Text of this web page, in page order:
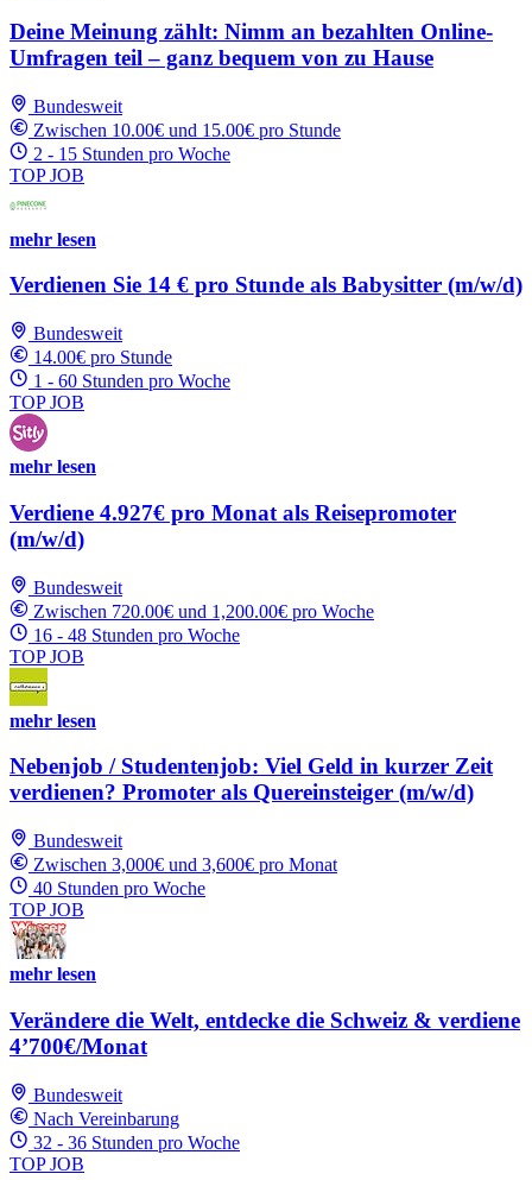
Deine Meinung zählt: Nimm an bezahlten Online-
Umfragen teil – ganz bequem von zu Hause
Bundesweit
Zwischen 10.00€ und 15.00€ pro Stunde
2 - 15 Stunden pro Woche
TOP JOB
mehr lesen
Verdienen Sie 14 € pro Stunde als Babysitter (m/w/d)
Bundesweit
14.00€ pro Stunde
1 - 60 Stunden pro Woche
TOP JOB
mehr lesen
Verdiene 4.927€ pro Monat als Reisepromoter
(m/w/d)
Bundesweit
Zwischen 720.00€ und 1,200.00€ pro Woche
16 - 48 Stunden pro Woche
TOP JOB
mehr lesen
Nebenjob / Studentenjob: Viel Geld in kurzer Zeit
verdienen? Promoter als Quereinsteiger (m/w/d)
Bundesweit
Zwischen 3,000€ und 3,600€ pro Monat
40 Stunden pro Woche
TOP JOB
mehr lesen
Verändere die Welt, entdecke die Schweiz & verdiene
4’700€/Monat
Bundesweit
Nach Vereinbarung
32 - 36 Stunden pro Woche
TOP JOB